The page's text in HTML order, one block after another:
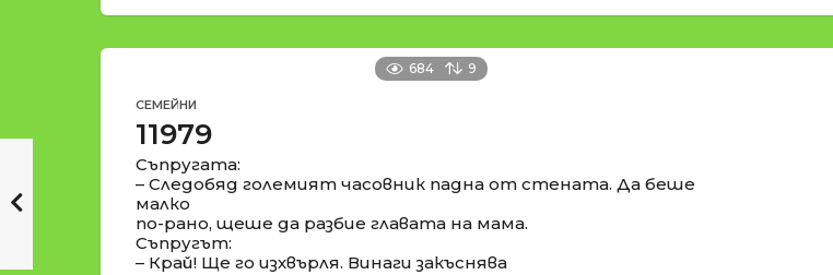
684 9
СЕМЕЙНИ
11979
Съпругата:
– Следобяд големият часовник падна от стената. Да беше
малко
по-рано, щеше да разбие главата на мама.
Съпругът:
– Край! Ще го изхвърля. Винаги закъснява